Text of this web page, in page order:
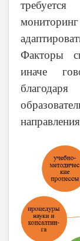
Факторы
иначе